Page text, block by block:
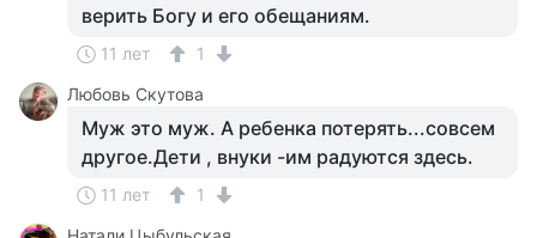
верить Богу и его обещаниям.
11 лет
1
Любовь Скутова
Муж это муж. А ребенка потерять...совсем
другое.Дети , внуки -им радуются здесь.
11 лет
1